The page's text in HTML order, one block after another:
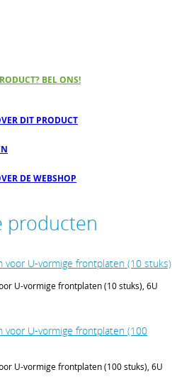
BEL ONS!
DIT PRODUCT
DE WEBSHOP
producten
voor U-vormige frontplaten (10 stuks)
U-vormige frontplaten (10 stuks), 6U
voor U-vormige frontplaten (100
U-vormige frontplaten (100 stuks), 6U